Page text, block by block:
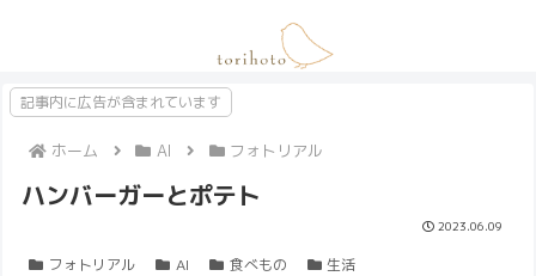
記事内に広告が含まれています
ホーム AI フォトリアル
ハンバーガーとポテト
2023.06.09
フォトリアル AI 食べもの
生活